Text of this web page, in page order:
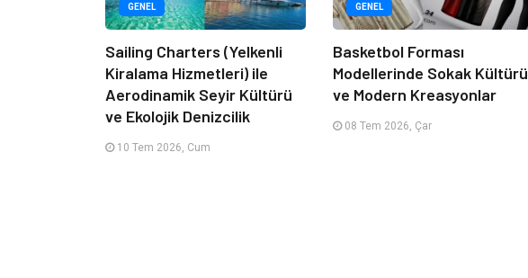
GENEL
Sailing Charters (Yelkenli
Kiralama Hizmetleri) ile
Aerodinamik Seyir Kültürü
ve Ekolojik Denizcilik
10 Tem 2026, Cum
GENEL
Basketbol Forması
Modellerinde Sokak Kültürü
ve Modern Kreasyonlar
08 Tem 2026, Çar